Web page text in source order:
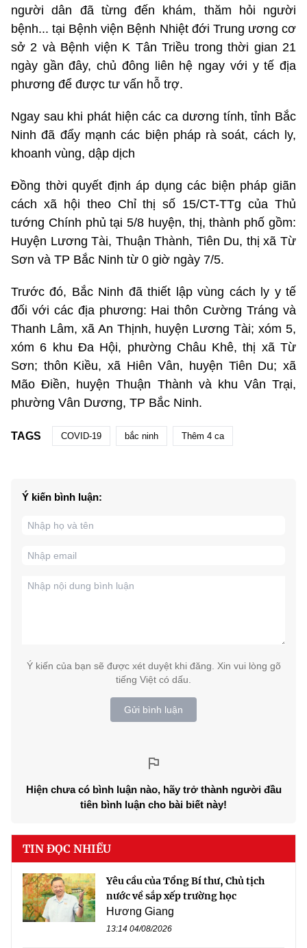
người dân đã từng đến khám, thăm hỏi người
bệnh... tại Bệnh viện Bệnh Nhiệt đới Trung ương cơ
sở 2 và Bệnh viện K Tân Triều trong thời gian 21
ngày gần đây, chủ đông liên hệ ngay với y tế địa
phương để được tư vấn hỗ trợ.
Ngay sau khi phát hiện các ca dương tính, tỉnh Bắc
Ninh đã đẩy mạnh các biện pháp rà soát, cách ly,
khoanh vùng, dập dịch
Đồng thời quyết định áp dụng các biện pháp giãn
cách xã hội theo Chỉ thị số 15/CT-TTg của Thủ
tướng Chính phủ tại 5/8 huyện, thị, thành phố gồm:
Huyện Lương Tài, Thuận Thành, Tiên Du, thị xã Từ
Sơn và TP Bắc Ninh từ 0 giờ ngày 7/5.
Trước đó, Bắc Ninh đã thiết lập vùng cách ly y tế
đối với các địa phương: Hai thôn Cường Tráng và
Thanh Lâm, xã An Thịnh, huyện Lương Tài; xóm 5,
xóm 6 khu Đa Hội, phường Châu Khê, thị xã Từ
Sơn; thôn Kiều, xã Hiên Vân, huyện Tiên Du; xã
Mão Điền, huyện Thuận Thành và khu Vân Trại,
phường Vân Dương, TP Bắc Ninh.
TAGS COVID-19 bắc ninh Thêm 4 ca
Ý kiến bình luận:
Ý kiến của bạn sẽ được xét duyệt khi đăng. Xin vui lòng gõ
tiếng Việt có dấu.
Gửi bình luận
Hiện chưa có bình luận nào, hãy trở thành người đầu
tiên bình luận cho bài biết này!
TIN ĐỌC NHIỀU
Yêu cầu của Tổng Bí thư, Chủ tịch
nước về sắp xếp trường học
Hương Giang
13:14 04/08/2026